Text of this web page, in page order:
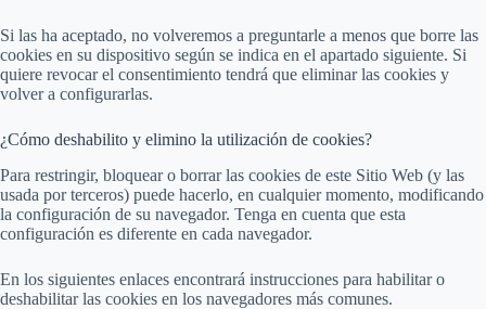
Si las ha aceptado, no volveremos a preguntarle a menos que borre las
cookies en su dispositivo según se indica en el apartado siguiente. Si
quiere revocar el consentimiento tendrá que eliminar las cookies y
volver a configurarlas.
¿Cómo deshabilito y elimino la utilización de cookies?
Para restringir, bloquear o borrar las cookies de este Sitio Web (y las
usada por terceros) puede hacerlo, en cualquier momento, modificando
la configuración de su navegador. Tenga en cuenta que esta
configuración es diferente en cada navegador.
En los siguientes enlaces encontrará instrucciones para habilitar o
deshabilitar las cookies en los navegadores más comunes.